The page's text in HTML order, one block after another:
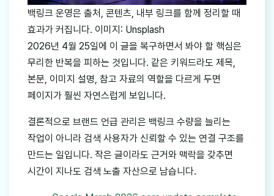
백링크 운영은 출처, 콘텐츠, 내부 링크를 함께 정리할 때
효과가 커집니다. 이미지: Unsplash
2026년 4월 25일에 이 글을 복구하면서 봐야 할 핵심은
무리한 반복을 피하는 것입니다. 같은 키워드라도 제목,
본문, 이미지 설명, 참고 자료의 역할을 다르게 두면
페이지가 훨씬 자연스럽게 보입니다.
결론적으로 브랜드 언급 관리은 백링크 수량을 늘리는
작업이 아니라 검색 사용자가 신뢰할 수 있는 연결 구조를
만드는 일입니다. 작은 글이라도 근거와 맥락을 갖추면
시간이 지나도 검색 노출 자산으로 남습니다.